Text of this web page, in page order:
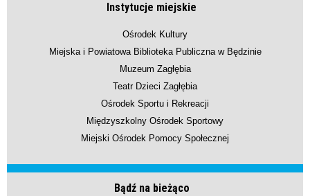
Instytucje miejskie
Ośrodek Kultury
Miejska i Powiatowa Biblioteka Publiczna w Będzinie
Muzeum Zagłębia
Teatr Dzieci Zagłębia
Ośrodek Sportu i Rekreacji
Międzyszkolny Ośrodek Sportowy
Miejski Ośrodek Pomocy Społecznej
Bądź na bieżąco